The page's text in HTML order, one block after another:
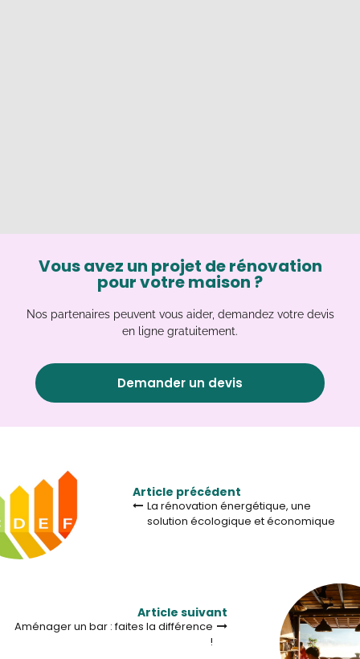
Vous avez un projet de rénovation
pour votre maison ?
Nos partenaires peuvent vous aider, demandez votre devis
en ligne gratuitement.
Demander un devis
Article précédent
La rénovation énergétique, une
solution écologique et économique
Article suivant
Aménager un bar : faites la différence
!